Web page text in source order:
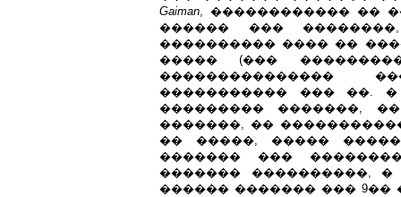
Gaiman, ������������ ��
������ ���
���������� ���� ��
����� (���
���������������
����������� ��� ��.
��������� �������,
�������, ��
�� �����, �����
������� ���
������� ����������, �
������ ������� ���